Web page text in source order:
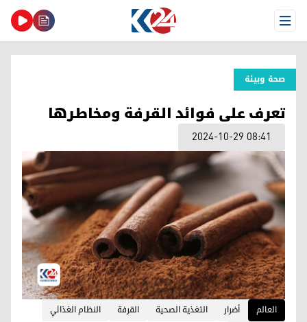
Open Menu
صحة وبیئة
تعرف على فوائد القرفة ومخاطرها
2024-10-29 08:41
العالم أضرار التغذية الصحية القرفة
النظام الغذائي